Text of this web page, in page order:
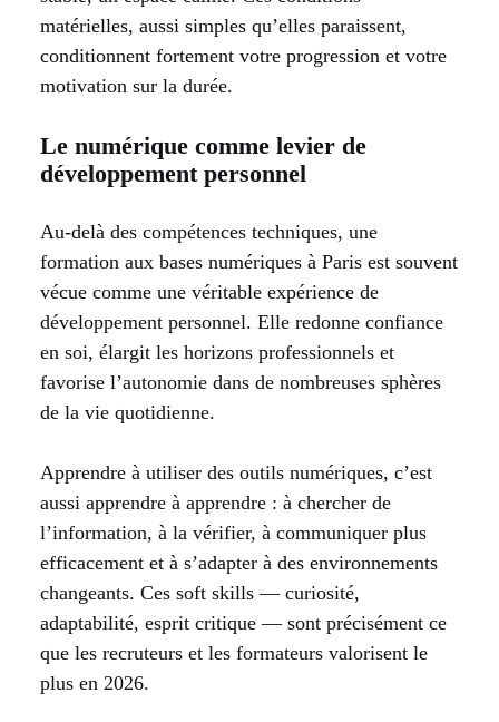
matérielles, aussi simples qu’elles paraissent,
conditionnent fortement votre progression et votre
motivation sur la durée.
Le numérique comme levier de
développement personnel
Au-delà des compétences techniques, une
formation aux bases numériques à Paris est souvent
vécue comme une véritable expérience de
développement personnel. Elle redonne confiance
en soi, élargit les horizons professionnels et
favorise l’autonomie dans de nombreuses sphères
de la vie quotidienne.
Apprendre à utiliser des outils numériques, c’est
aussi apprendre à apprendre : à chercher de
l’information, à la vérifier, à communiquer plus
efficacement et à s’adapter à des environnements
changeants. Ces soft skills — curiosité,
adaptabilité, esprit critique — sont précisément ce
que les recruteurs et les formateurs valorisent le
plus en 2026.